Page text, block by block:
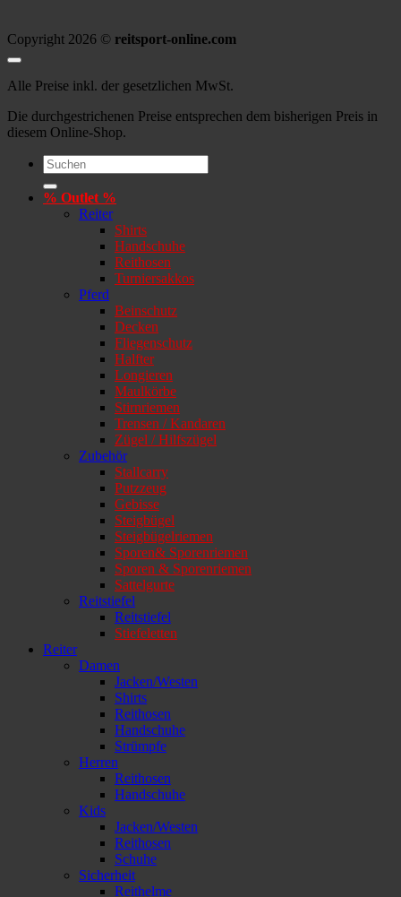
Copyright 2026 © reitsport-online.com
Alle Preise inkl. der gesetzlichen MwSt.
Die durchgestrichenen Preise entsprechen dem bisherigen Preis in
diesem Online-Shop.
Suchen
nach:
% Outlet %
Reiter
Shirts
Handschuhe
Reithosen
Turniersakkos
Pferd
Beinschutz
Decken
Fliegenschutz
Halfter
Longieren
Maulkörbe
Stirnriemen
Trensen / Kandaren
Zügel / Hilfszügel
Zubehör
Stallcarry
Putzzeug
Gebisse
Steigbügel
Steigbügelriemen
Sporen& Sporenriemen
Sporen & Sporenriemen
Sattelgurte
Reitstiefel
Reitstiefel
Stiefeletten
Reiter
Damen
Jacken/Westen
Shirts
Reithosen
Handschuhe
Strümpfe
Herren
Reithosen
Handschuhe
Kids
Jacken/Westen
Reithosen
Schuhe
Sicherheit
Reithelme